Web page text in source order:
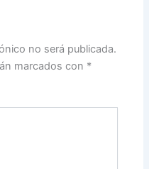
no será publicada.
marcados con *